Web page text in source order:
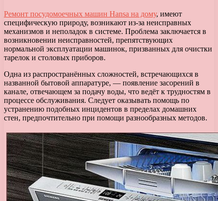
Ремонт посудомоечных машин Hansa на дому, имеют
специфическую природу, возникают из-за неисправных
механизмов и неполадок в системе. Проблема заключается в
возникновении неисправностей, препятствующих
нормальной эксплуатации машинок, призванных для очистки
тарелок и столовых приборов.
Одна из распространённых сложностей, встречающихся в
названной бытовой аппаратуре, — появление засорений в
канале, отвечающем за подачу воды, что ведёт к трудностям в
процессе обслуживания. Следует оказывать помощь по
устранению подобных инцидентов в пределах домашних
стен, предпочтительно при помощи разнообразных методов.